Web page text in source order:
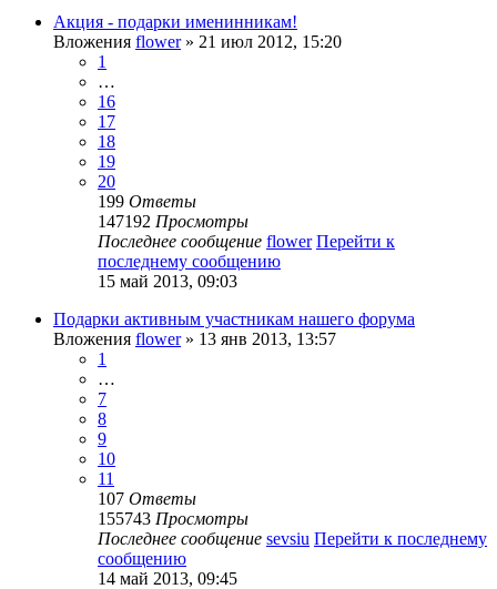
Акция - подарки именинникам!
Вложения flower» 21 июл 2012, 15:20
1
…
16
17
18
19
20
199 Ответы
147192 Просмотры
Последнее сообщение flower Перейти к
последнему сообщению
15 май 2013, 09:03
Подарки активным участникам нашего форума
Вложения flower» 13 янв 2013, 13:57
1
…
7
8
9
10
11
107 Ответы
155743 Просмотры
Последнее сообщение sevsiu Перейти к последнему
сообщению
14 май 2013, 09:45